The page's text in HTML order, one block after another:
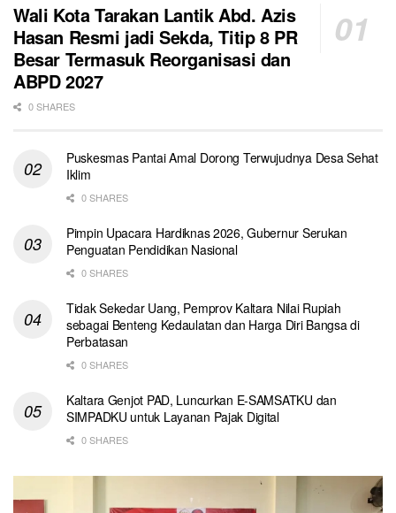
Wali Kota Tarakan Lantik Abd. Azis
Hasan Resmi jadi Sekda, Titip 8 PR
Besar Termasuk Reorganisasi dan
ABPD 2027
0 SHARES
Puskesmas Pantai Amal Dorong Terwujudnya Desa Sehat
Iklim
0 SHARES
Pimpin Upacara Hardiknas 2026, Gubernur Serukan
Penguatan Pendidikan Nasional
0 SHARES
Tidak Sekedar Uang, Pemprov Kaltara Nilai Rupiah
sebagai Benteng Kedaulatan dan Harga Diri Bangsa di
Perbatasan
0 SHARES
Kaltara Genjot PAD, Luncurkan E-SAMSATKU dan
SIMPADKU untuk Layanan Pajak Digital
0 SHARES